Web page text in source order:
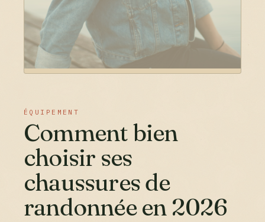
ÉQUIPEMENT
Comment bien
choisir ses
chaussures de
randonnée en 2026